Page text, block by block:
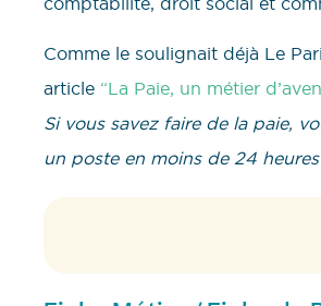
Comme le soulignait déjà Le
article “La Paie, un métier
Si vous savez faire de la paie,
un poste en moins de 24 heures